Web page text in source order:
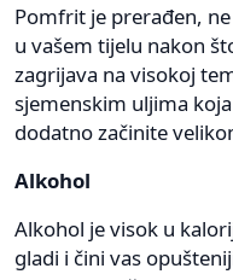
Pomfrit je prerađen,
u vašem tijelu nakon
zagrijava na visokoj
sjemenskim uljima
dodatno začinite
Alkohol
Alkohol je visok u
gladi i čini vas